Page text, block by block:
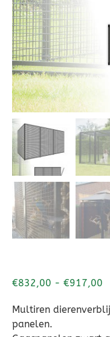
€832,00 - €917,00
Multiren
panelen.